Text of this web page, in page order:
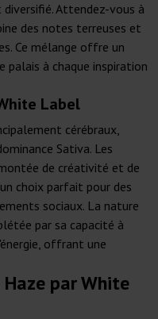
Attendez-vous à
des notes terreuses et
Ce mélange offre un
à chaque inspiration
Label
cérébraux,
Sativa. Les
de créativité et de
choix parfait pour des
sociaux. La nature
par sa capacité à
offrant une
par White